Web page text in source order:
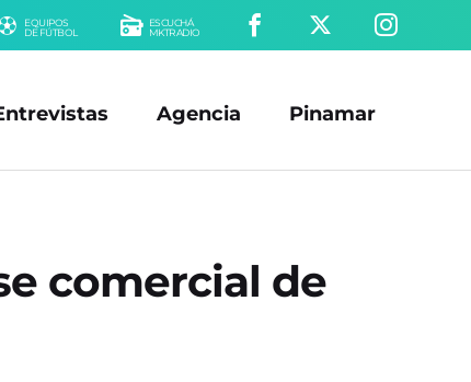
EQUIPOS
DE FÚTBOL
ESCUCHÁ
MKTRADIO
Agencia Pinamar
comercial de